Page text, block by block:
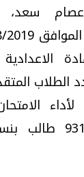
سعد،
طالب لأداء
الطلاب